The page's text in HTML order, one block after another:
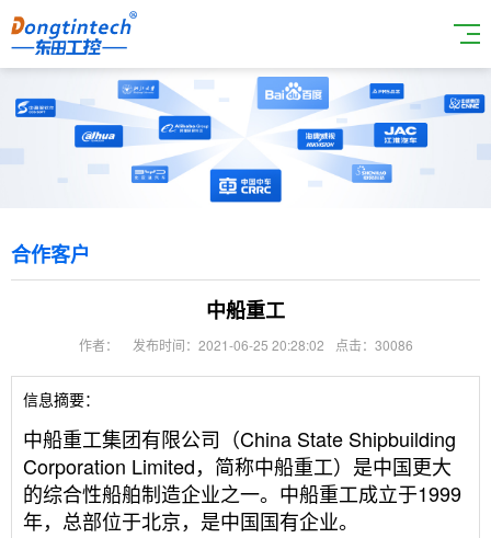
合作客户
中船重工
作者： 发布时间：2021-06-25 20:28:02 点击：30086
信息摘要：
中船重工集团有限公司（China State Shipbuilding
Corporation Limited，简称中船重工）是中国更大
的综合性船舶制造企业之一。中船重工成立于1999
年，总部位于北京，是中国国有企业。